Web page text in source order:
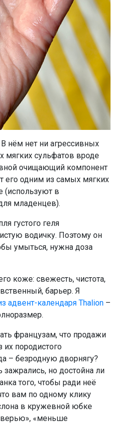
В нём нет ни агрессивных
мягких сульфатов вроде
очищающий компонент
его одним из самых мягких
(используют в
младенцев).
густого геля
водичку. Поэтому он
умыться, нужна доза
коже: свежесть, чистота,
барьер. Я
адвент-календаря Thalion –
французам, что продажи
их породистого
– безродную дворнягу?
зажрались, но достойна ли
того, чтобы ради неё
вам по одному клику
в кружевной юбке
«меньше